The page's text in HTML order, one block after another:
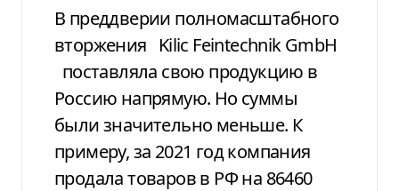
В преддверии полномасштабного
вторжения Kilic Feintechnik GmbH
поставляла свою продукцию в
Россию напрямую. Но суммы
были значительно меньше. К
примеру, за 2021 год компания
продала товаров в РФ на 86460